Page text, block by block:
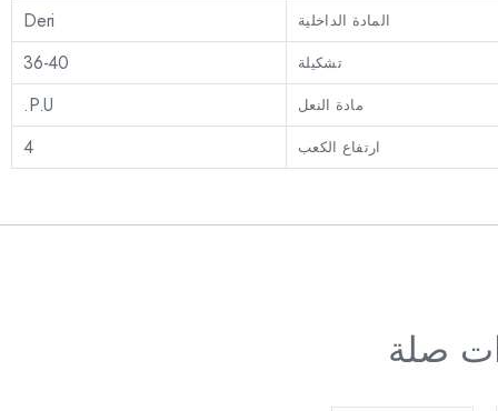
المادة الداخلية Deri
تشكيلة 36-40
مادة النعل P.U.
ارتفاع الكعب 4
صلة